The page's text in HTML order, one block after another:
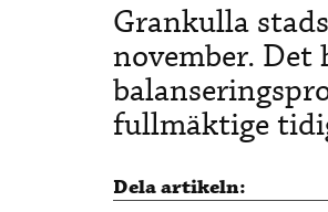
Grankulla
november. Det
fullmäktige
Dela artikeln: